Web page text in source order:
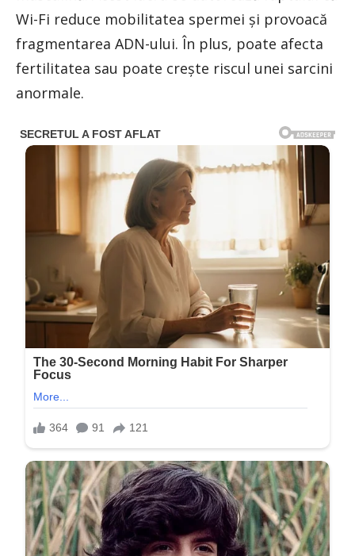
Wi-Fi reduce mobilitatea spermei și provoacă
fragmentarea ADN-ului. În plus, poate afecta
fertilitatea sau poate crește riscul unei sarcini
anormale.